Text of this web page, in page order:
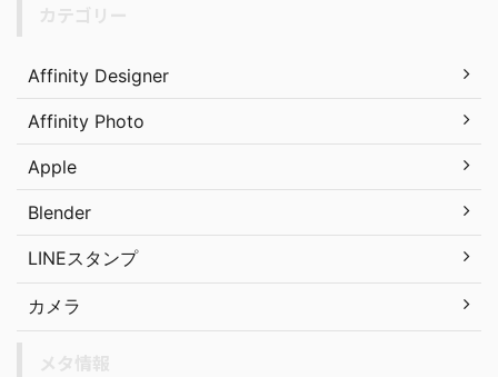
Affinity Designer
Affinity Photo
Apple
Blender
LINEスタンプ
カメラ